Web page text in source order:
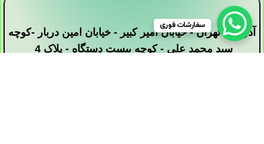
آدرس : تهران - خیابان امیر کبیر - خیابان امین دربار -کوچه
سید محمد علی - کوچه بیست دستگاه - پلاک 4
سفارشات فوری